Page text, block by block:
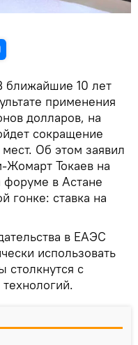
ближайшие 10 лет
применения
долларов, на
сокращение
Об этом заявил
Жомарт Токаев на
форуме в Астане
гонке: ставка на
в ЕАЭС
использовать
столкнутся с